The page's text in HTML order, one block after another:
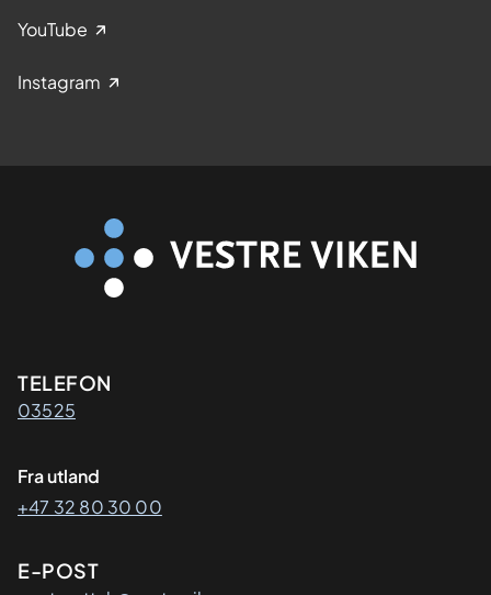
YouTube
Instagram
Kontaktinformasjon
TELEFON
03525
Fra utland
+47 32 80 30 00
E-POST